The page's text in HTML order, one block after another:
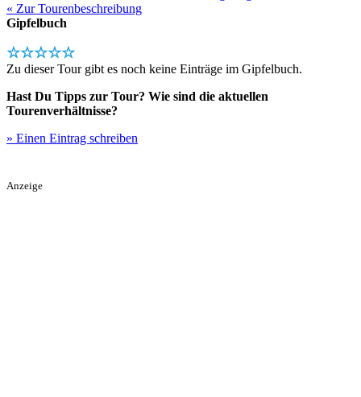
« Zur Tourenbeschreibung
Gipfelbuch
☆☆☆☆☆
Zu dieser Tour gibt es noch keine Einträge im Gipfelbuch.
Hast Du Tipps zur Tour? Wie sind die aktuellen
Tourenverhältnisse?
» Einen Eintrag schreiben
Anzeige